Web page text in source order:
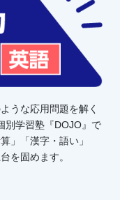
うな応用問題を解く
別学習塾『DOJO』で
」「漢字・語い」
を固めます。